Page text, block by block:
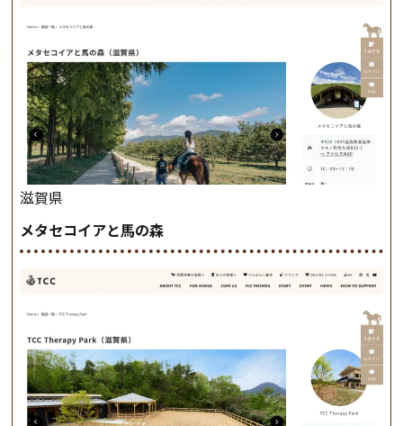
滋賀県
メタセコイアと馬の森